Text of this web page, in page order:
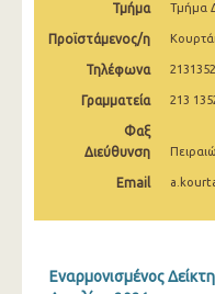
Νοεμβρίου 2024
Σεπτεμβρίου 2024
Αυγούστου 2024
Ιουλίου 2024
Τμήμα Τμήμα
Προϊστάμενος/η
Τηλέφωνα
Γραμματεία 213
Φαξ
Διεύθυνση
Email
Εναρμονισμένος